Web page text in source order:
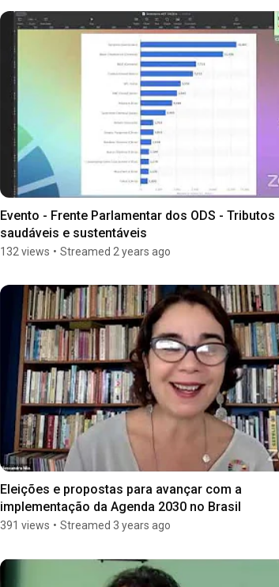
Evento - Frente Parlamentar dos ODS - Tributos
saudáveis e sustentáveis
132 views • Streamed 2 years ago
Eleições e propostas para avançar com a
implementação da Agenda 2030 no Brasil
391 views • Streamed 3 years ago